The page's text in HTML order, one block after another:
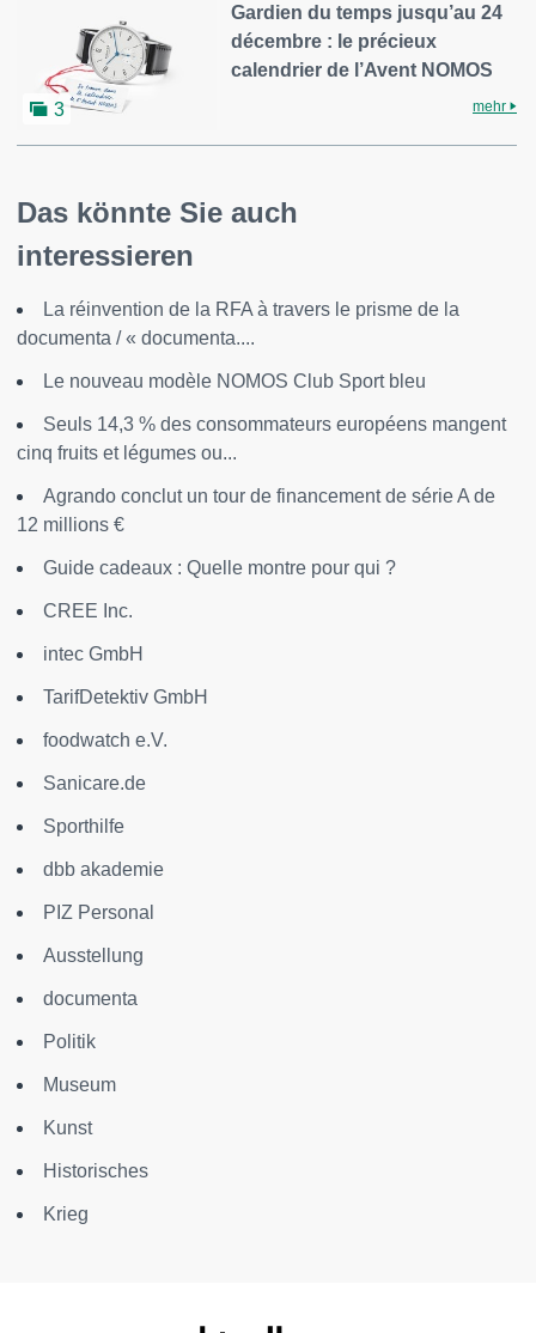
3
Gardien du temps jusqu’au 24
décembre : le précieux
calendrier de l’Avent NOMOS
mehr
Das könnte Sie auch
interessieren
La réinvention de la RFA à travers le prisme de la
documenta / « documenta....
Le nouveau modèle NOMOS Club Sport bleu
Seuls 14,3 % des consommateurs européens mangent
cinq fruits et légumes ou...
Agrando conclut un tour de financement de série A de
12 millions €
Guide cadeaux : Quelle montre pour qui ?
CREE Inc.
intec GmbH
TarifDetektiv GmbH
foodwatch e.V.
Sanicare.de
Sporthilfe
dbb akademie
PIZ Personal
Ausstellung
documenta
Politik
Museum
Kunst
Historisches
Krieg